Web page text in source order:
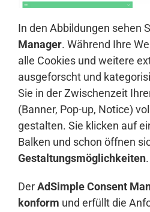
In den Abbildungen sehen
Manager. Während Ihre
alle Cookies und weitere
ausgeforscht und
Sie in der Zwischenzeit
(Banner, Pop-up, Notice)
gestalten. Sie klicken auf
Balken und schon öffnen
Gestaltungsmöglichkeiten.
DerAdSimple Consent
konform und erfüllt die